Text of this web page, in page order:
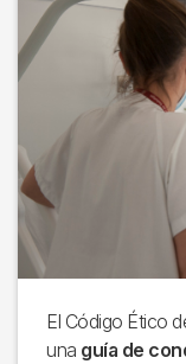
El Código Ético
una guía de